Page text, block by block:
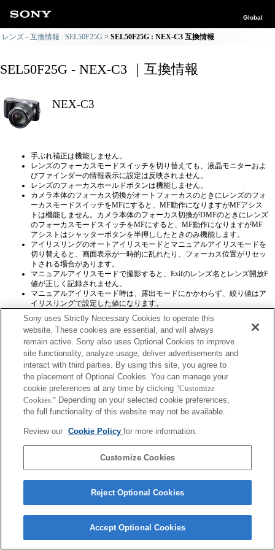
Global
レンズ - 互換情報 : SEL50F25G SEL50F25G : NEX-C3 互換情報
SEL50F25G - NEX-C3 ｜互換情報
NEX-C3
手ぶれ補正は機能しません。
レンズのフォーカスモードスイッチを切り替えても、液晶モニターおよ
びファインダーの情報表示に設定は反映されません。
レンズのフォーカスホールドボタンは機能しません。
カメラ本体のフォーカス切換がオートフォーカスのときにレンズのフォ
ーカスモードスイッチをMFにすると、MF動作になりますがMFアシス
トは機能しません。カメラ本体のフォーカス切換がDMFのときにレンズ
のフォーカスモードスイッチをMFにすると、MF動作になりますがMF
アシストはシャッターボタンを半押ししたときのみ機能します。
アイリスリングのオートアイリスモードとマニュアルアイリスモードを
切り替えると、画面表示が一時的に乱れたり、フォーカス位置がリセッ
トされる場合があります。
マニュアルアイリスモードで撮影すると、Exifのレンズ名とレンズ開放F
値が正しく記録されません。
マニュアルアイリスモード時は、露出モードにかかわらず、絞り値はア
イリスリングで設定した値になります。
動画記録中に、オートアイリスモードとマニュアルアイリスモードを切
り替えると、記録が停止されます。
アイリスリングを操作しても、パワーセーブまでの時間は延長されませ
ん。
マイフォトスタイルの背景ぼかし機能はマニュアルアイリスモード時に
は使用できませんが、背景ぼかしのメニューが表示されてしまいます。
Sony uses Strictly Necessary Cookies to operate this
website. These cookies are essential, and will always
remain active. Sony also uses Optional Cookies to improve
site functionality, analyze usage, deliver advertisements and
interact with third parties. By using this site, you agree to
the placement of Optional Cookies. You can manage your
cookie preferences at any time by clicking "Customize
Cookies." Depending on your selected cookie preferences,
the full functionality of this website may not be available.
Review our Cookie Policyfor more information.
Customize Cookies
Reject Optional Cookies
Accept Optional Cookies